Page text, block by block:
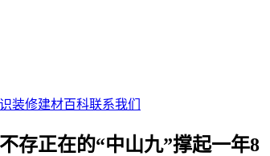
装修建材百科联系我们
存正在的“中山九”撑起一年8